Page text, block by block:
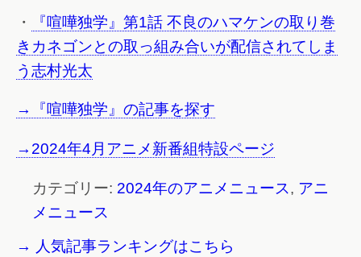
・
『喧嘩独学』第1話 不良のハマケンの取り巻
きカネゴンとの取っ組み合いが配信されてしま
う志村光太
→『喧嘩独学』の記事を探す
→2024年4月アニメ新番組特設ページ
カテゴリー: 2024年のアニメニュース, アニ
メニュース
→ 人気記事ランキングはこちら